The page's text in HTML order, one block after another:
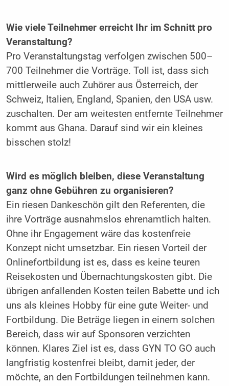
Wie viele Teilnehmer erreicht Ihr im Schnitt pro
Veranstaltung?
Pro Veranstaltungstag verfolgen zwischen 500–
700 Teilnehmer die Vorträge. Toll ist, dass sich
mittlerweile auch Zuhörer aus Österreich, der
Schweiz, Italien, England, Spanien, den USA usw.
zuschalten. Der am weitesten entfernte Teilnehmer
kommt aus Ghana. Darauf sind wir ein kleines
bisschen stolz!
Wird es möglich bleiben, diese Veranstaltung
ganz ohne Gebühren zu organisieren?
Ein riesen Dankeschön gilt den Referenten, die
ihre Vorträge ausnahmslos ehrenamtlich halten.
Ohne ihr Engagement wäre das kostenfreie
Konzept nicht umsetzbar. Ein riesen Vorteil der
Onlinefortbildung ist es, dass es keine teuren
Reisekosten und Übernachtungskosten gibt. Die
übrigen anfallenden Kosten teilen Babette und ich
uns als kleines Hobby für eine gute Weiter- und
Fortbildung. Die Beträge liegen in einem solchen
Bereich, dass wir auf Sponsoren verzichten
können. Klares Ziel ist es, dass GYN TO GO auch
langfristig kostenfrei bleibt, damit jeder, der
möchte, an den Fortbildungen teilnehmen kann.